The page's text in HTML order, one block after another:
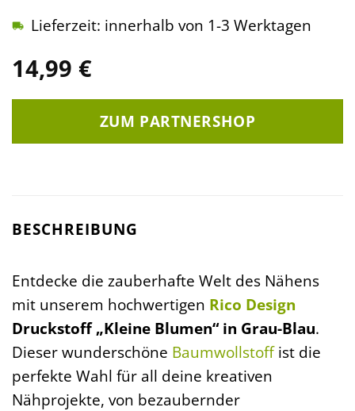
14,99 €
Lieferzeit: innerhalb von 1-3 Werktagen
ZUM PARTNERSHOP
BESCHREIBUNG
Entdecke die zauberhafte Welt des Nähens
mit unserem hochwertigen Rico Design
Druckstoff „Kleine Blumen“ in Grau-Blau.
Dieser wunderschöne Baumwollstoffist die
perfekte Wahl für all deine kreativen
Nähprojekte, von bezaubernder